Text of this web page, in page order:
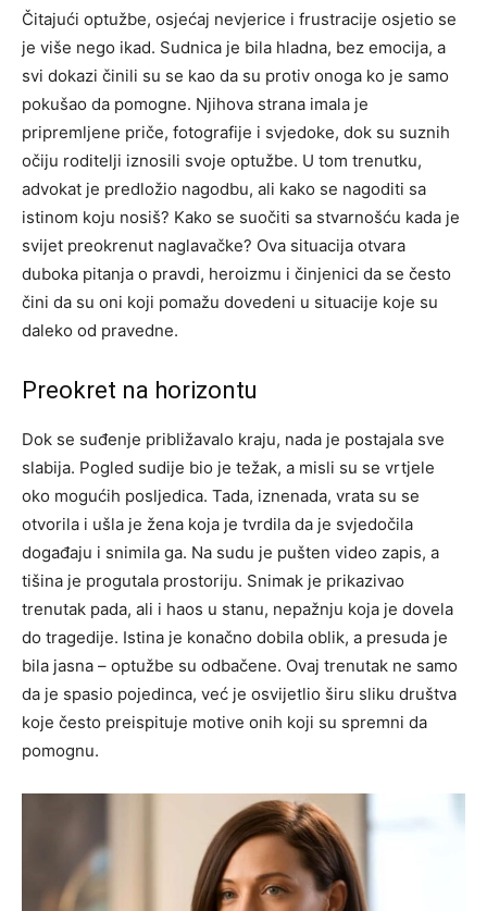
Čitajući optužbe, osjećaj nevjerice i frustracije osjetio se
je više nego ikad. Sudnica je bila hladna, bez emocija, a
svi dokazi činili su se kao da su protiv onoga ko je samo
pokušao da pomogne. Njihova strana imala je
pripremljene priče, fotografije i svjedoke, dok su suznih
očiju roditelji iznosili svoje optužbe. U tom trenutku,
advokat je predložio nagodbu, ali kako se nagoditi sa
istinom koju nosiš? Kako se suočiti sa stvarnošću kada je
svijet preokrenut naglavačke? Ova situacija otvara
duboka pitanja o pravdi, heroizmu i činjenici da se često
čini da su oni koji pomažu dovedeni u situacije koje su
daleko od pravedne.
Preokret na horizontu
Dok se suđenje približavalo kraju, nada je postajala sve
slabija. Pogled sudije bio je težak, a misli su se vrtjele
oko mogućih posljedica. Tada, iznenada, vrata su se
otvorila i ušla je žena koja je tvrdila da je svjedočila
događaju i snimila ga. Na sudu je pušten video zapis, a
tišina je progutala prostoriju. Snimak je prikazivao
trenutak pada, ali i haos u stanu, nepažnju koja je dovela
do tragedije. Istina je konačno dobila oblik, a presuda je
bila jasna – optužbe su odbačene. Ovaj trenutak ne samo
da je spasio pojedinca, već je osvijetlio širu sliku društva
koje često preispituje motive onih koji su spremni da
pomognu.